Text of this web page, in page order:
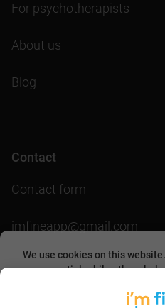
We use cookies on this
are essential, while others
them or continuing to use the
For psychotherapists
About us
Blog
Contact
Contact form
imfineapp@gmail.com